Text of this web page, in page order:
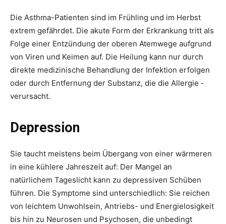
Die Asthma-Patienten sind im Frühling und im Herbst
extrem gefährdet. Die akute Form der Erkrankung tritt als
Folge einer Entzündung der oberen Atemwege aufgrund
von Viren und Keimen auf. Die Heilung kann nur durch
direkte medizinische Behandlung der Infektion erfolgen
oder durch Entfernung der Substanz, die die Allergie ­
verursacht.
Depression
Sie taucht meistens beim Übergang von einer wärmeren
in eine kühlere Jahreszeit auf: Der Mangel an
natürlichem Tageslicht kann zu depressiven Schüben
führen. Die Symptome sind unterschiedlich: Sie reichen
von leichtem Unwohlsein, Antriebs- und Energielosigkeit
bis hin zu Neurosen und Psychosen, die unbedingt